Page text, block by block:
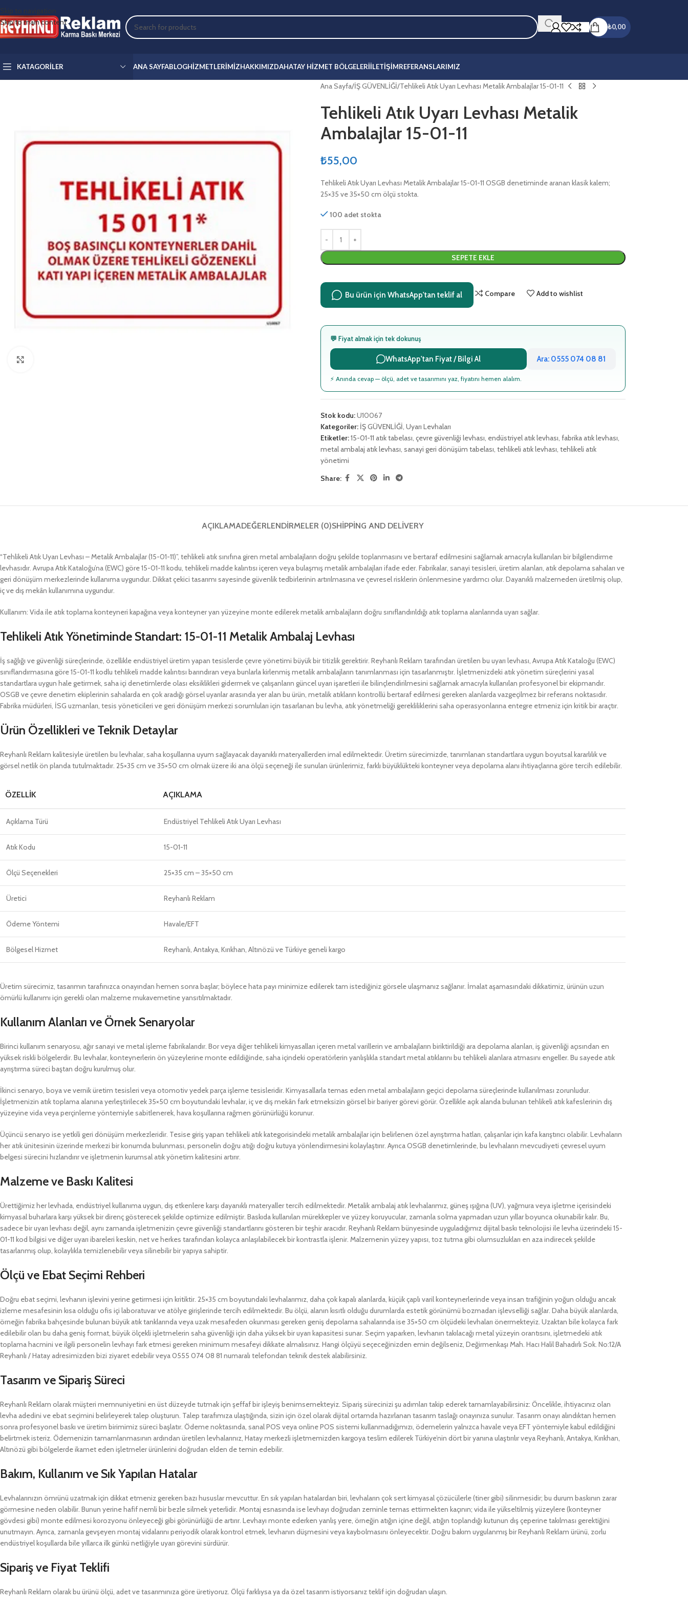
Skip to navigation
Skip to main content
₺0,00
KATAGORILER ANA SAYFABLOGHIZMETLERIMIZHAKKIMIZDAHATAY HIZMET BÖLGELERIİLETIŞIMREFERANSLARIMIZ
Ana Sayfa İŞ GÜVENLİĞİ Tehlikeli Atık Uyarı Levhası Metalik Ambalajlar 15-01-11
Tehlikeli Atık Uyarı Levhası Metalik
Ambalajlar 15-01-11
₺55,00
Tehlikeli Atık Uyarı Levhası Metalik Ambalajlar 15-01-11 OSGB denetiminde aranan klasik kalem;
25×35 ve 35×50 cm ölçü stokta.
100 adet stokta
SEPETE EKLE
Bu ürün için WhatsApp'tan teklif al Compare Add to wishlist
💬 Fiyat almak için tek dokunuş
WhatsApp'tan Fiyat / Bilgi Al Ara: 0555 074 08 81
⚡ Anında cevap — ölçü, adet ve tasarımını yaz, fiyatını hemen alalım.
Stok kodu:U10067
Kategoriler: İŞ GÜVENLİĞİ, Uyarı Levhaları
Etiketler:15-01-11 atık tabelası, çevre güvenliği levhası, endüstriyel atık levhası, fabrika atık levhası,
metal ambalaj atık levhası, sanayi geri dönüşüm tabelası, tehlikeli atık levhası, tehlikeli atık
yönetimi
Share:
AÇIKLAMADEĞERLENDIRMELER (0)SHIPPING AND DELIVERY
“Tehlikeli Atık Uyarı Levhası – Metalik Ambalajlar (15-01-11)”, tehlikeli atık sınıfına giren metal ambalajların doğru şekilde toplanmasını ve bertaraf edilmesini sağlamak amacıyla kullanılan bir bilgilendirme
levhasıdır. Avrupa Atık Kataloğu’na (EWC) göre 15-01-11 kodu, tehlikeli madde kalıntısı içeren veya bulaşmış metalik ambalajları ifade eder. Fabrikalar, sanayi tesisleri, üretim alanları, atık depolama sahaları ve
geri dönüşüm merkezlerinde kullanıma uygundur. Dikkat çekici tasarımı sayesinde güvenlik tedbirlerinin artırılmasına ve çevresel risklerin önlenmesine yardımcı olur. Dayanıklı malzemeden üretilmiş olup,
iç ve dış mekân kullanımına uygundur.
Kullanım: Vida ile atık toplama konteyneri kapağına veya konteyner yan yüzeyine monte edilerek metalik ambalajların doğru sınıflandırıldığı atık toplama alanlarında uyarı sağlar.
Tehlikeli Atık Yönetiminde Standart: 15-01-11 Metalik Ambalaj Levhası
İş sağlığı ve güvenliği süreçlerinde, özellikle endüstriyel üretim yapan tesislerde çevre yönetimi büyük bir titizlik gerektirir. Reyhanlı Reklam tarafından üretilen bu uyarı levhası, Avrupa Atık Kataloğu (EWC)
sınıflandırmasına göre 15-01-11 kodlu tehlikeli madde kalıntısı barındıran veya bunlarla kirlenmiş metalik ambalajların tanımlanması için tasarlanmıştır. İşletmenizdeki atık yönetim süreçlerini yasal
standartlara uygun hale getirmek, saha içi denetimlerde olası eksiklikleri gidermek ve çalışanların güncel uyarı işaretleri ile bilinçlendirilmesini sağlamak amacıyla kullanılan profesyonel bir ekipmandır.
OSGB ve çevre denetim ekiplerinin sahalarda en çok aradığı görsel uyarılar arasında yer alan bu ürün, metalik atıkların kontrollü bertaraf edilmesi gereken alanlarda vazgeçilmez bir referans noktasıdır.
Fabrika müdürleri, İSG uzmanları, tesis yöneticileri ve geri dönüşüm merkezi sorumluları için tasarlanan bu levha, atık yönetmeliği gerekliliklerini saha operasyonlarına entegre etmeniz için kritik bir araçtır.
Ürün Özellikleri ve Teknik Detaylar
Reyhanlı Reklam kalitesiyle üretilen bu levhalar, saha koşullarına uyum sağlayacak dayanıklı materyallerden imal edilmektedir. Üretim sürecimizde, tanımlanan standartlara uygun boyutsal kararlılık ve
görsel netlik ön planda tutulmaktadır. 25×35 cm ve 35×50 cm olmak üzere iki ana ölçü seçeneği ile sunulan ürünlerimiz, farklı büyüklükteki konteyner veya depolama alanı ihtiyaçlarına göre tercih edilebilir.
ÖZELLIK AÇIKLAMA
Açıklama Türü Endüstriyel Tehlikeli Atık Uyarı Levhası
Atık Kodu 15-01-11
Ölçü Seçenekleri 25×35 cm – 35×50 cm
Üretici Reyhanlı Reklam
Ödeme Yöntemi Havale/EFT
Bölgesel Hizmet Reyhanlı, Antakya, Kırıkhan, Altınözü ve Türkiye geneli kargo
Üretim sürecimiz, tasarımın tarafınızca onayından hemen sonra başlar; böylece hata payı minimize edilerek tam istediğiniz görsele ulaşmanız sağlanır. İmalat aşamasındaki dikkatimiz, ürünün uzun
ömürlü kullanımı için gerekli olan malzeme mukavemetine yansıtılmaktadır.
Kullanım Alanları ve Örnek Senaryolar
Birinci kullanım senaryosu, ağır sanayi ve metal işleme fabrikalarıdır. Bor veya diğer tehlikeli kimyasalları içeren metal varillerin ve ambalajların biriktirildiği ara depolama alanları, iş güvenliği açısından en
yüksek riskli bölgelerdir. Bu levhalar, konteynerlerin ön yüzeylerine monte edildiğinde, saha içindeki operatörlerin yanlışlıkla standart metal atıklarını bu tehlikeli alanlara atmasını engeller. Bu sayede atık
ayrıştırma süreci baştan doğru kurulmuş olur.
İkinci senaryo, boya ve vernik üretim tesisleri veya otomotiv yedek parça işleme tesisleridir. Kimyasallarla temas eden metal ambalajların geçici depolama süreçlerinde kullanılması zorunludur.
İşletmenizin atık toplama alanına yerleştirilecek 35×50 cm boyutundaki levhalar, iç ve dış mekân fark etmeksizin görsel bir bariyer görevi görür. Özellikle açık alanda bulunan tehlikeli atık kafeslerinin dış
yüzeyine vida veya perçinleme yöntemiyle sabitlenerek, hava koşullarına rağmen görünürlüğü korunur.
Üçüncü senaryo ise yetkili geri dönüşüm merkezleridir. Tesise giriş yapan tehlikeli atık kategorisindeki metalik ambalajlar için belirlenen özel ayrıştırma hatları, çalışanlar için kafa karıştırıcı olabilir. Levhaların
her atık ünitesinin üzerinde merkezi bir konumda bulunması, personelin doğru atığı doğru kutuya yönlendirmesini kolaylaştırır. Ayrıca OSGB denetimlerinde, bu levhaların mevcudiyeti çevresel uyum
belgesi sürecini hızlandırır ve işletmenin kurumsal atık yönetim kalitesini artırır.
Malzeme ve Baskı Kalitesi
Ürettiğimiz her levhada, endüstriyel kullanıma uygun, dış etkenlere karşı dayanıklı materyaller tercih edilmektedir. Metalik ambalaj atık levhalarımız, güneş ışığına (UV), yağmura veya işletme içerisindeki
kimyasal buharlara karşı yüksek bir direnç gösterecek şekilde optimize edilmiştir. Baskıda kullanılan mürekkepler ve yüzey koruyucular, zamanla solma yapmadan uzun yıllar boyunca okunabilir kalır. Bu,
sadece bir uyarı levhası değil, aynı zamanda işletmenizin çevre güvenliği standartlarını gösteren bir teşhir aracıdır. Reyhanlı Reklam bünyesinde uyguladığımız dijital baskı teknolojisi ile levha üzerindeki 15-
01-11 kod bilgisi ve diğer uyarı ibareleri keskin, net ve herkes tarafından kolayca anlaşılabilecek bir kontrastla işlenir. Malzemenin yüzey yapısı, toz tutma gibi olumsuzlukları en aza indirecek şekilde
tasarlanmış olup, kolaylıkla temizlenebilir veya silinebilir bir yapıya sahiptir.
Ölçü ve Ebat Seçimi Rehberi
Doğru ebat seçimi, levhanın işlevini yerine getirmesi için kritiktir. 25×35 cm boyutundaki levhalarımız, daha çok kapalı alanlarda, küçük çaplı varil konteynerlerinde veya insan trafiğinin yoğun olduğu ancak
izleme mesafesinin kısa olduğu ofis içi laboratuvar ve atölye girişlerinde tercih edilmektedir. Bu ölçü, alanın kısıtlı olduğu durumlarda estetik görünümü bozmadan işlevselliği sağlar. Daha büyük alanlarda,
örneğin fabrika bahçesinde bulunan büyük atık tanklarında veya uzak mesafeden okunması gereken geniş depolama sahalarında ise 35×50 cm ölçüdeki levhaları önermekteyiz. Uzaktan bile kolayca fark
edilebilir olan bu daha geniş format, büyük ölçekli işletmelerin saha güvenliği için daha yüksek bir uyarı kapasitesi sunar. Seçim yaparken, levhanın takılacağı metal yüzeyin orantısını, işletmedeki atık
toplama hacmini ve ilgili personelin levhayı fark etmesi gereken minimum mesafeyi dikkate almalısınız. Hangi ölçüyü seçeceğinizden emin değilseniz, Değirmenkaşı Mah. Hacı Halil Bahadırlı Sok. No:12/A
Reyhanlı / Hatay adresimizden bizi ziyaret edebilir veya 0555 074 08 81 numaralı telefondan teknik destek alabilirsiniz.
Tasarım ve Sipariş Süreci
Reyhanlı Reklam olarak müşteri memnuniyetini en üst düzeyde tutmak için şeffaf bir işleyiş benimsemekteyiz. Sipariş sürecinizi şu adımları takip ederek tamamlayabilirsiniz: Öncelikle, ihtiyacınız olan
levha adedini ve ebat seçimini belirleyerek talep oluşturun. Talep tarafımıza ulaştığında, sizin için özel olarak dijital ortamda hazırlanan tasarım taslağı onayınıza sunulur. Tasarım onayı alındıktan hemen
sonra profesyonel baskı ve üretim birimimiz süreci başlatır. Ödeme noktasında, sanal POS veya online POS sistemi kullanmadığımızı, ödemelerin yalnızca havale veya EFT yöntemiyle kabul edildiğini
belirtmek isteriz. Ödemenizin tamamlanmasının ardından üretilen levhalarınız, Hatay merkezli işletmemizden kargoya teslim edilerek Türkiye’nin dört bir yanına ulaştırılır veya Reyhanlı, Antakya, Kırıkhan,
Altınözü gibi bölgelerde ikamet eden işletmeler ürünlerini doğrudan elden de temin edebilir.
Bakım, Kullanım ve Sık Yapılan Hatalar
Levhalarınızın ömrünü uzatmak için dikkat etmeniz gereken bazı hususlar mevcuttur. En sık yapılan hatalardan biri, levhaların çok sert kimyasal çözücülerle (tiner gibi) silinmesidir; bu durum baskının zarar
görmesine neden olabilir. Bunun yerine hafif nemli bir bezle silmek yeterlidir. Montaj esnasında ise levhayı doğrudan zeminle temas ettirmekten kaçının; vida ile yükseltilmiş yüzeylere (konteyner
gövdesi gibi) monte edilmesi korozyonu önleyeceği gibi görünürlüğü de artırır. Levhayı monte ederken yanlış yere, örneğin atığın içine değil, atığın toplandığı kutunun dış çeperine takılması gerektiğini
unutmayın. Ayrıca, zamanla gevşeyen montaj vidalarını periyodik olarak kontrol etmek, levhanın düşmesini veya kaybolmasını önleyecektir. Doğru bakım uygulanmış bir Reyhanlı Reklam ürünü, zorlu
endüstriyel koşullarda bile yıllarca ilk günkü netliğiyle uyarı görevini sürdürür.
Sipariş ve Fiyat Teklifi
Reyhanlı Reklam olarak bu ürünü ölçü, adet ve tasarımınıza göre üretiyoruz. Ölçü farklıysa ya da özel tasarım istiyorsanız teklif için doğrudan ulaşın.